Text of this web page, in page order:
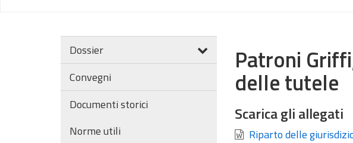
Dossier
Convegni
Documenti storici
Norme utili
Patroni
delle tutele
Scarica gli allegati
Riparto delle